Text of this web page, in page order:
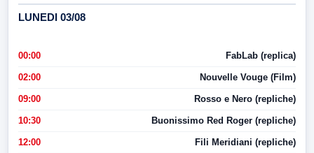
LUNEDI 03/08
00:00 FabLab (replica)
02:00 Nouvelle Vouge (Film)
09:00 Rosso e Nero (repliche)
10:30 Buonissimo Red Roger (repliche)
12:00 Fili Meridiani (repliche)